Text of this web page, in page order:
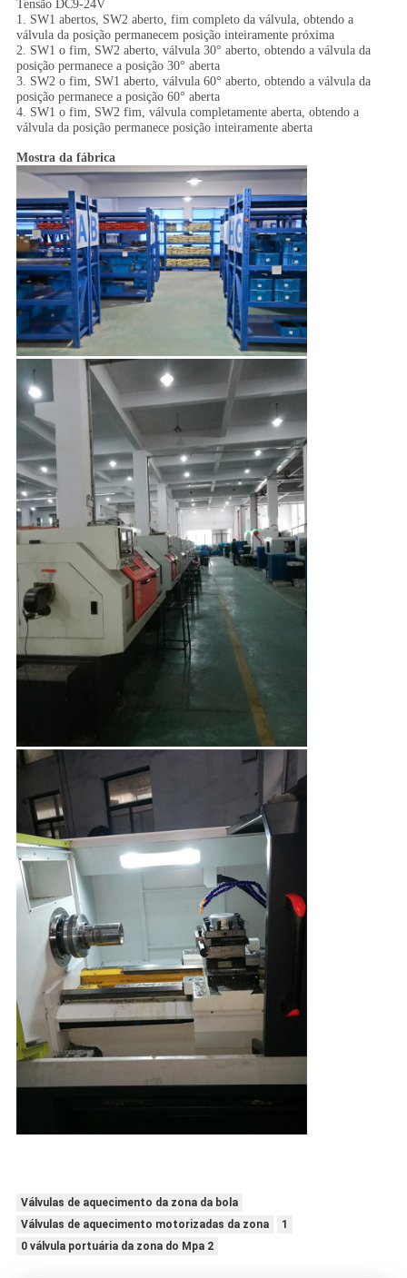
Tensão DC9-24V
1. SW1 abertos, SW2 aberto, fim completo da válvula, obtendo a
válvula da posição permanecem posição inteiramente próxima
2. SW1 o fim, SW2 aberto, válvula 30° aberto, obtendo a válvula da
posição permanece a posição 30° aberta
3. SW2 o fim, SW1 aberto, válvula 60° aberto, obtendo a válvula da
posição permanece a posição 60° aberta
4. SW1 o fim, SW2 fim, válvula completamente aberta, obtendo a
válvula da posição permanece posição inteiramente aberta
Mostra da fábrica
Válvulas de aquecimento da zona da bola
Válvulas de aquecimento motorizadas da zona
1
0 válvula portuária da zona do Mpa 2